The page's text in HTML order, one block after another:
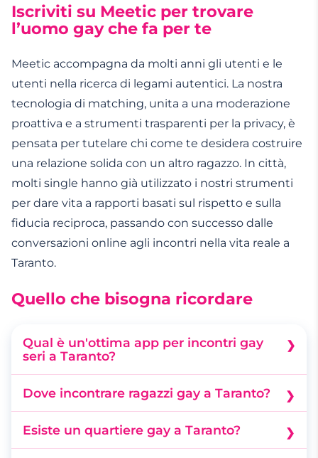
Iscriviti su Meetic per trovare
l’uomo gay che fa per te
Meetic accompagna da molti anni gli utenti e le
utenti nella ricerca di legami autentici. La nostra
tecnologia di matching, unita a una moderazione
proattiva e a strumenti trasparenti per la privacy, è
pensata per tutelare chi come te desidera costruire
una relazione solida con un altro ragazzo. In città,
molti single hanno già utilizzato i nostri strumenti
per dare vita a rapporti basati sul rispetto e sulla
fiducia reciproca, passando con successo dalle
conversazioni online agli incontri nella vita reale a
Taranto.
Quello che bisogna ricordare
Qual è un'ottima app per incontri gay
seri a Taranto?
appositamente per facilitare le connessioni reali.
Per chi desidera vivere relazioni omosessuali
oneste e basate sul rispetto reciproco, la nostra
Dove incontrare ragazzi gay a Taranto?
attraverso le nostre funzionalità di
Esiste un quartiere gay a Taranto?